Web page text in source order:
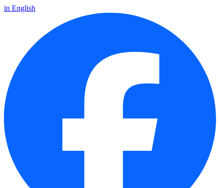
in English